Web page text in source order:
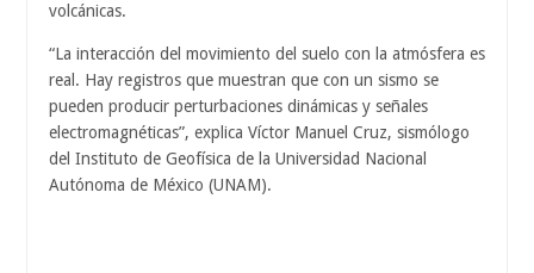
volcánicas.
“La interacción del movimiento del suelo con la atmósfera es
real. Hay registros que muestran que con un sismo se
pueden producir perturbaciones dinámicas y señales
electromagnéticas”, explica Víctor Manuel Cruz, sismólogo
del Instituto de Geofísica de la Universidad Nacional
Autónoma de México (UNAM).